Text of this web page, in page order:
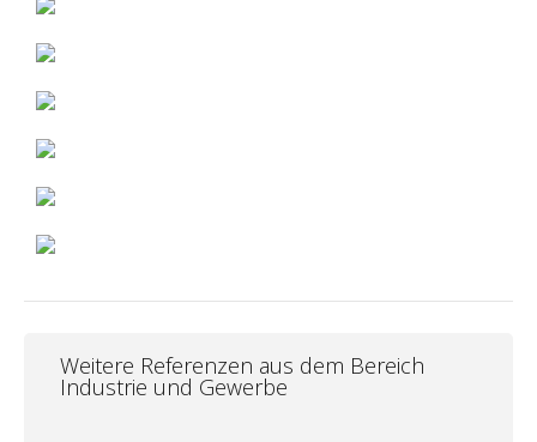
Weitere Referenzen aus dem Bereich
Industrie und Gewerbe